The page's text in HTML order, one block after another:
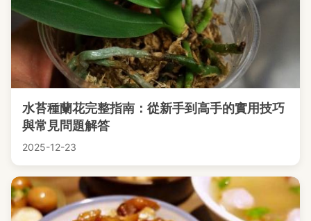
水苔種蘭花完整指南：從新手到高手的實用技巧
與常見問題解答
2025-12-23